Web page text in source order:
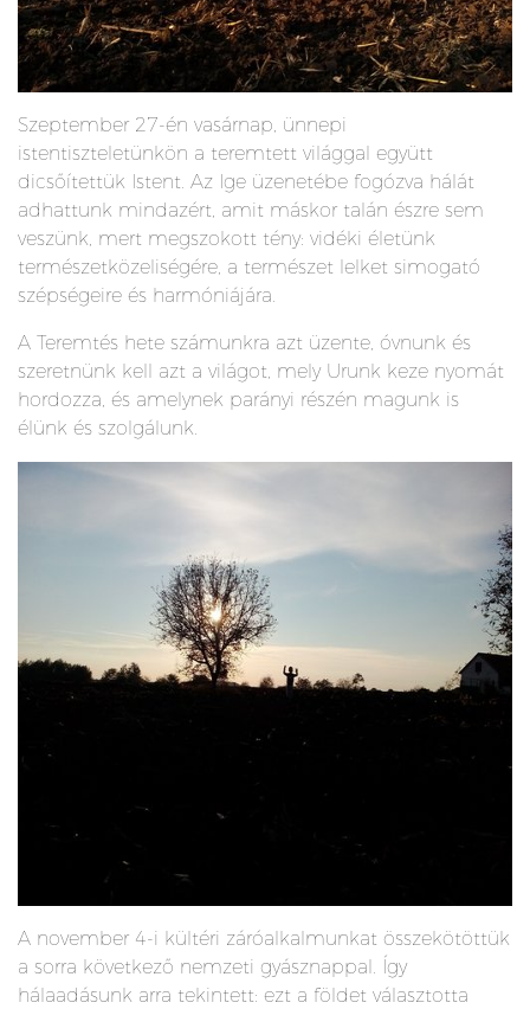
Szeptember 27-én vasárnap, ünnepi
istentiszteletünkön a teremtett világgal együtt
dicsőítettük Istent. Az Ige üzenetébe fogózva hálát
adhattunk mindazért, amit máskor talán észre sem
veszünk, mert megszokott tény: vidéki életünk
természetközeliségére, a természet lelket simogató
szépségeire és harmóniájára.
A Teremtés hete számunkra azt üzente, óvnunk és
szeretnünk kell azt a világot, mely Urunk keze nyomát
hordozza, és amelynek parányi részén magunk is
élünk és szolgálunk.
A november 4-i kültéri záróalkalmunkat összekötöttük
a sorra következő nemzeti gyásznappal. Így
hálaadásunk arra tekintett: ezt a földet választotta